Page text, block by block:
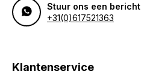
Stuur ons een bericht
+31(0)617521363
Klantenservice